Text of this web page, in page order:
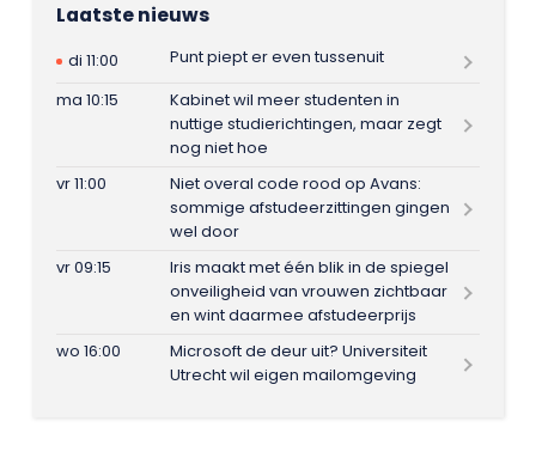
Laatste nieuws
di 11:00
Punt piept er even tussenuit
ma 10:15
Kabinet wil meer studenten in
nuttige studierichtingen, maar zegt
nog niet hoe
vr 11:00
Niet overal code rood op Avans:
sommige afstudeerzittingen gingen
wel door
vr 09:15
Iris maakt met één blik in de spiegel
onveiligheid van vrouwen zichtbaar
en wint daarmee afstudeerprijs
wo 16:00
Microsoft de deur uit? Universiteit
Utrecht wil eigen mailomgeving